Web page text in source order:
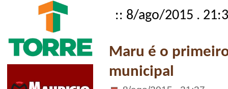
:: 8/ago/2015 .
Maru é o
municipal